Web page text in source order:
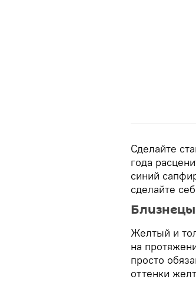
Сделайте
года
синий
сделайте
Близнецы
Желтый и
на
просто
оттенки